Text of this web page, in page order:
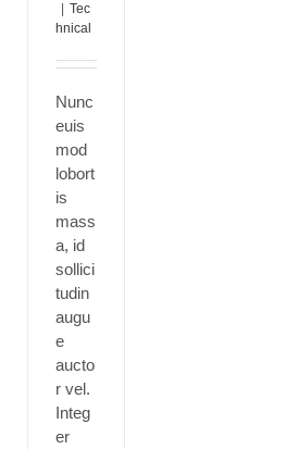
Tec
hnical
Nunc
euis
mod
lobort
is
mass
a, id
sollici
tudin
augu
e
aucto
r vel.
Integ
er